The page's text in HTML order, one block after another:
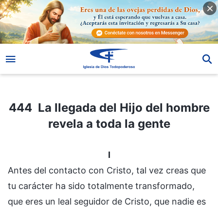
444 La llegada del Hijo del hombre
revela a toda la gente
I
Antes del contacto con Cristo, tal vez creas que
tu carácter ha sido totalmente transformado,
que eres un leal seguidor de Cristo, que nadie es